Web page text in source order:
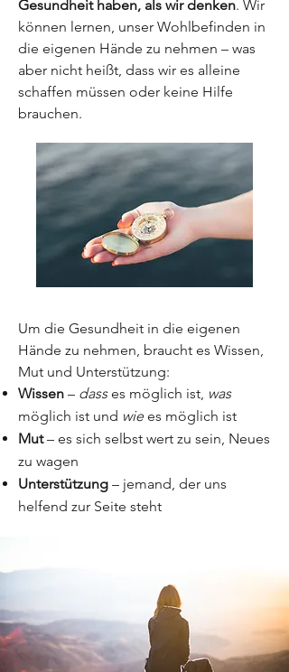
Gesundheit haben, als wir denken. Wir
können lernen, unser Wohlbefinden in
die eigenen Hände zu nehmen – was
aber nicht heißt, dass wir es alleine
schaffen müssen oder keine Hilfe
brauchen.
Um die Gesundheit in die eigenen
Hände zu nehmen, braucht es Wissen,
Mut und Unterstützung:
Wissen – dasses möglich ist, was
möglich ist und wiees möglich ist
Mut– es sich selbst wert zu sein, Neues
zu wagen
Unterstützung – jemand, der uns
helfend zur Seite steht